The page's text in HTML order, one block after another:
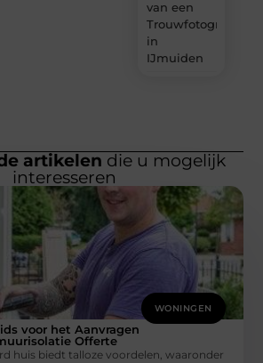
van een
Trouwfotograaf
in
IJmuiden
artikelen die u mogelijk
interesseren
WONINGEN
voor het Aanvragen
Offerte
huis biedt talloze voordelen, waaronder